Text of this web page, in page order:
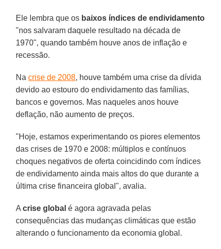
Ele lembra que os baixos índices de endividamento
"nos salvaram daquele resultado na década de
1970", quando também houve anos de inflação e
recessão.
Nacrise de 2008, houve também uma crise da dívida
devido ao estouro do endividamento das famílias,
bancos e governos. Mas naqueles anos houve
deflação, não aumento de preços.
"Hoje, estamos experimentando os piores elementos
das crises de 1970 e 2008: múltiplos e contínuos
choques negativos de oferta coincidindo com índices
de endividamento ainda mais altos do que durante a
última crise financeira global", avalia.
Acrise global é agora agravada pelas
consequências das mudanças climáticas que estão
alterando o funcionamento da economia global.